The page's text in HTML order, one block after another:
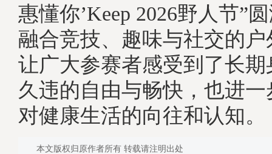
惠懂你’Keep 2026野人节”
融合竞技、趣味与社交的
让广大参赛者感受到了长
久违的自由与畅快，也进
对健康生活的向往和认知。
本文版权归原作者所有 转载请注明出处